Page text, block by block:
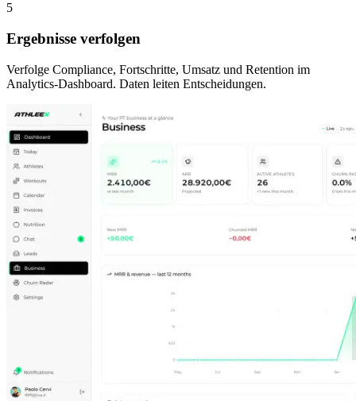
5
Ergebnisse verfolgen
Verfolge Compliance, Fortschritte, Umsatz und Retention im
Analytics-Dashboard. Daten leiten Entscheidungen.